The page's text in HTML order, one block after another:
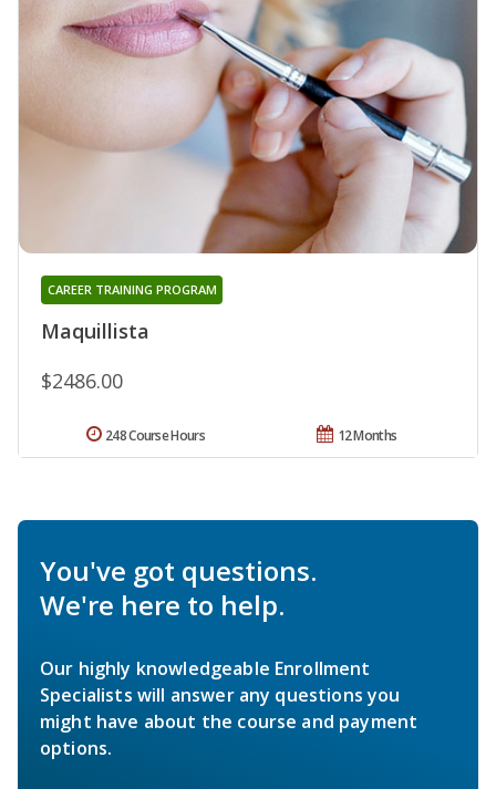
Maquillista
CAREER TRAINING PROGRAM
$2486.00
12 Months
248 Course Hours
You've got questions.
We're here to help.
Our highly knowledgeable Enrollment
Specialists will answer any questions you
might have about the course and payment
options.